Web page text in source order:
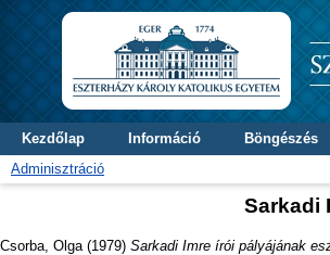
Kezdőlap Információ
Böngészés
Adminisztráció
Sarkadi
Csorba, Olga (1979) Sarkadi Imre írói pályájának